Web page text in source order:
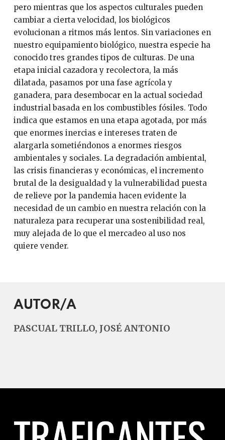
pero mientras que los aspectos culturales pueden
cambiar a cierta velocidad, los biológicos
evolucionan a ritmos más lentos. Sin variaciones en
nuestro equipamiento biológico, nuestra especie ha
conocido tres grandes tipos de culturas. De una
etapa inicial cazadora y recolectora, la más
dilatada, pasamos por una fase agrícola y
ganadera, para desembocar en la actual sociedad
industrial basada en los combustibles fósiles. Todo
indica que estamos en una etapa agotada, por más
que enormes inercias e intereses traten de
alargarla sometiéndonos a enormes riesgos
ambientales y sociales. La degradación ambiental,
las crisis financieras y económicas, el incremento
brutal de la desigualdad y la vulnerabilidad puesta
de relieve por la pandemia hacen evidente la
necesidad de un cambio en nuestra relación con la
naturaleza para recuperar una sostenibilidad real,
muy alejada de lo que el mercadeo al uso nos
quiere vender.
AUTOR/A
PASCUAL TRILLO, JOSÉ ANTONIO